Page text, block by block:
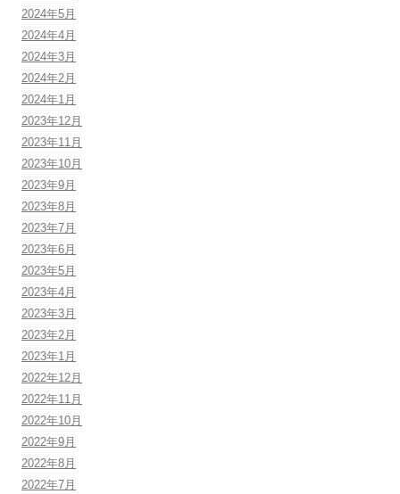
2024年5月
2024年4月
2024年3月
2024年2月
2024年1月
2023年12月
2023年11月
2023年10月
2023年9月
2023年8月
2023年7月
2023年6月
2023年5月
2023年4月
2023年3月
2023年2月
2023年1月
2022年12月
2022年11月
2022年10月
2022年9月
2022年8月
2022年7月